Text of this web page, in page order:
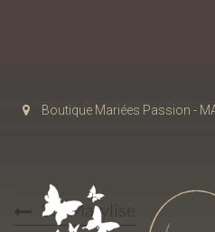
Boutique Mariées Passion -
38-Marylise